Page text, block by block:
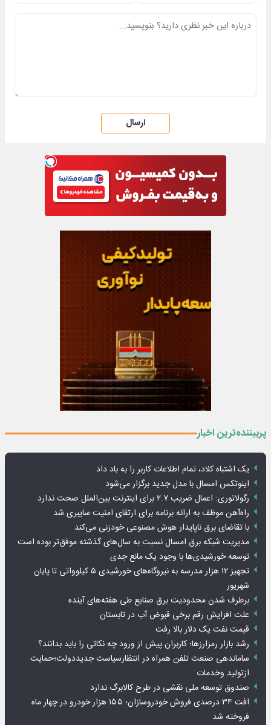
ارسال
پربیننده‌ترین اخبار
یک اشتباه کلاد، تمام اطلاعات کاربر را به باد داد
اینوتکس امسال با مدل جدید برگزار می‌شود
رگولاتوری: اعمال ضریب ۲.۷ برای اینترنت بین‌الملل صحت ندارد
راه‌آهن موظف به ارائه برنامه برای ارتقای امنیت سایبری شد
با تقاضای برق ناپایدار هوش مصنوعی خودزنی می‌کند
مدیریت شبکه برق امسال نسبت به سال‌های گذشته موفق‌تر بوده است
توسعه خورشیدی‌ها با وجود یک مانع جدی
تجهیز ۱۲ هزار مدرسه به نیروگاه‌های خورشیدی ۵ کیلوواتی تا پایان
شهریور
برطرف شدن محدودیت‌ برق صنایع طی هفته‌های آینده
علت افزایش رقم برخی قبوض آب در تابستان
قیمت نفت یک دلار بالا رفت
رشد بازار رمزارزها؛ کاربران پیش از ورود چه نکاتی را باید بدانند؟
ساماندهی صنعت تلفن همراه در انتظارسیاست جدیددولت؛حمایت
ازتولید وخدمات
صندوق توسعه ملی نقشی در طرح کالابرگ ندارد
افت ۳۴ درصدی فروش خودروسازان؛ ۱۵۵ هزار خودرو در چهار ماه
فروخته شد